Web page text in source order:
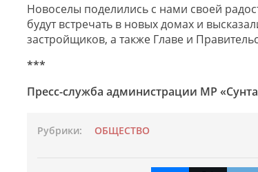
Новоселы поделились с нами своей
будут встречать в новых домах и
застройщиков, а также Главе и
***
Пресс-служба администрации МР
Рубрики: ОБЩЕСТВО